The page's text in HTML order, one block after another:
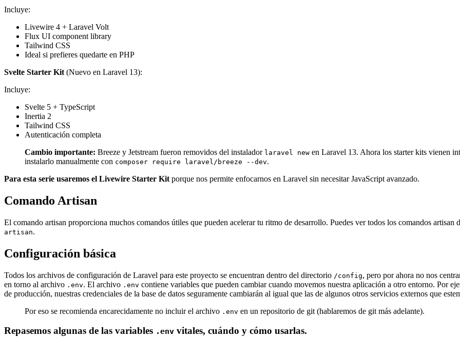
Incluye:
Livewire 4 + Laravel Volt
Flux UI component library
Tailwind CSS
Ideal si prefieres quedarte en PHP
Svelte Starter Kit (Nuevo en Laravel 13):
Incluye:
Svelte 5 + TypeScript
Inertia 2
Tailwind CSS
Autenticación completa
Cambio importante: Breeze y Jetstream fueron removidos del instalador laravel new en Laravel 13. Ahora los starter kits vienen
instalarlo manualmente con composer require laravel/breeze --dev.
Para esta serie usaremos el Livewire Starter Kit porque nos permite enfocarnos en Laravel sin necesitar JavaScript avanzado.
Comando Artisan
El comando artisan proporciona muchos comandos útiles que pueden acelerar tu ritmo de desarrollo. Puedes ver todos los comandos artisan
artisan.
Configuración básica
Todos los archivos de configuración de Laravel para este proyecto se encuentran dentro del directorio /config, pero por ahora no nos
en torno al archivo .env. El archivo .env contiene variables que pueden cambiar cuando movemos nuestra aplicación a otro entorno. Por
de producción, nuestras credenciales de la base de datos seguramente cambiarán al igual que las de algunos otros servicios externos que
Por eso se recomienda encarecidamente no incluir el archivo .env en un repositorio de git (hablaremos de git más adelante).
Repasemos algunas de las variables .env vitales, cuándo y cómo usarlas.